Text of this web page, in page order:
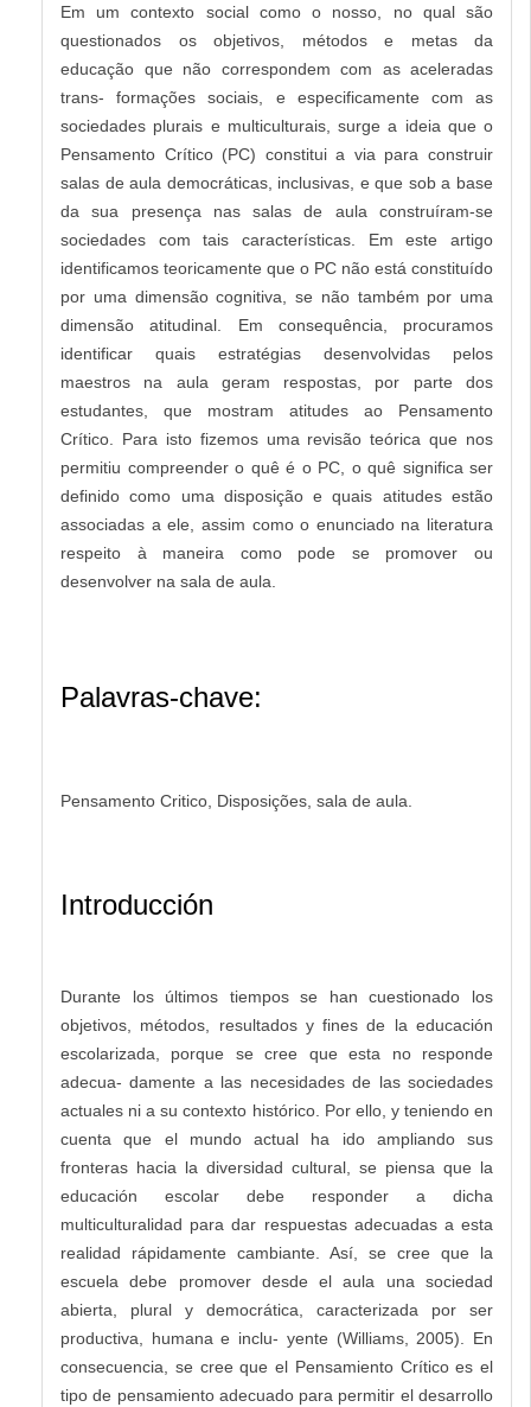
Em um contexto social como o nosso, no qual são
questionados os objetivos, métodos e metas da
educação que não correspondem com as aceleradas
trans- formações sociais, e especificamente com as
sociedades plurais e multiculturais, surge a ideia que o
Pensamento Crítico (PC) constitui a via para construir
salas de aula democráticas, inclusivas, e que sob a base
da sua presença nas salas de aula construíram-se
sociedades com tais características. Em este artigo
identificamos teoricamente que o PC não está constituído
por uma dimensão cognitiva, se não também por uma
dimensão atitudinal. Em consequência, procuramos
identificar quais estratégias desenvolvidas pelos
maestros na aula geram respostas, por parte dos
estudantes, que mostram atitudes ao Pensamento
Crítico. Para isto fizemos uma revisão teórica que nos
permitiu compreender o quê é o PC, o quê significa ser
definido como uma disposição e quais atitudes estão
associadas a ele, assim como o enunciado na literatura
respeito à maneira como pode se promover ou
desenvolver na sala de aula.
Palavras-chave:
Pensamento Critico, Disposições, sala de aula.
Introducción
Durante los últimos tiempos se han cuestionado los
objetivos, métodos, resultados y fines de la educación
escolarizada, porque se cree que esta no responde
adecua- damente a las necesidades de las sociedades
actuales ni a su contexto histórico. Por ello, y teniendo en
cuenta que el mundo actual ha ido ampliando sus
fronteras hacia la diversidad cultural, se piensa que la
educación escolar debe responder a dicha
multiculturalidad para dar respuestas adecuadas a esta
realidad rápidamente cambiante. Así, se cree que la
escuela debe promover desde el aula una sociedad
abierta, plural y democrática, caracterizada por ser
productiva, humana e inclu- yente (Williams, 2005). En
consecuencia, se cree que el Pensamiento Crítico es el
tipo de pensamiento adecuado para permitir el desarrollo